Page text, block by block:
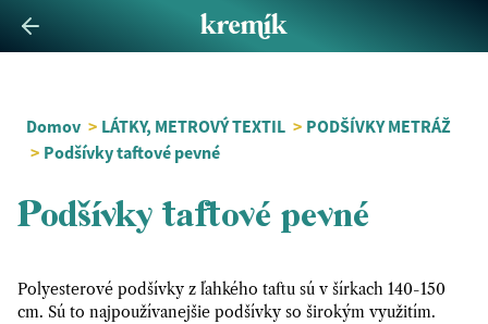
Domov > LÁTKY, METROVÝ TEXTIL > PODŠÍVKY METRÁŽ
> Podšívky taftové pevné
Podšívky taftové pevné
Polyesterové podšívky z ľahkého taftu sú v šírkach 140-150
cm. Sú to najpoužívanejšie podšívky so širokým využitím.